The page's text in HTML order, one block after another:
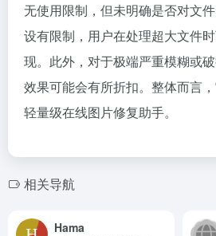
无使用限制，但未明确是否对文
设有限制，用户在处理超大文件
现。此外，对于极端严重模糊或
效果可能会有所折扣。整体而言
轻量级在线图片修复助手。
相关导航
Hama